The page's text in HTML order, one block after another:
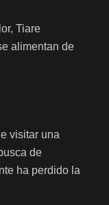
Tiare
alimentan de
visitar una
de
ha perdido la